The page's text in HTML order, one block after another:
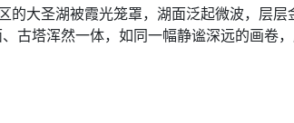
大圣湖被霞光笼罩，湖面泛起微波，层层
古塔浑然一体，如同一幅静谧深远的画卷